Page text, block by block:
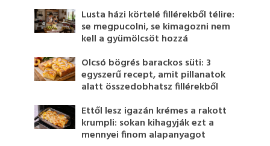
Lusta házi körtelé fillérekből télire:
se megpucolni, se kimagozni nem
kell a gyümölcsöt hozzá
Olcsó bögrés barackos süti: 3
egyszerű recept, amit pillanatok
alatt összedobhatsz fillérekből
Ettől lesz igazán krémes a rakott
krumpli: sokan kihagyják ezt a
mennyei finom alapanyagot